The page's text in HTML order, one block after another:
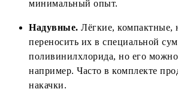
минимальный опыт.
Надувные. Лёгкие, компактные,
переносить их в специальной
поливинилхлорида, но его
например. Часто в комплекте
накачки.